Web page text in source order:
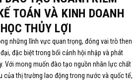
TOÁN VÀ KINH DOANH
THỦY LỢI
những lĩnh vực quan trọng, đóng vai trò then
đặc biệt trong bối cảnh hội nhập và phát
Với mong muốn đào tạo nguồn nhân lực chất
của thị trường lao động trong nước và quốc tế,